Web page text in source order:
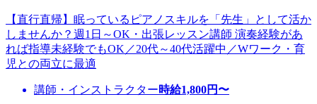
【直行直帰】眠っているピアノスキルを「先生」として活か
しませんか？週1日～OK・出張レッスン講師 演奏経験があ
れば指導未経験でもOK／20代～40代活躍中／Wワーク・育
児との両立に最適
講師・インストラクター時給1,800円〜